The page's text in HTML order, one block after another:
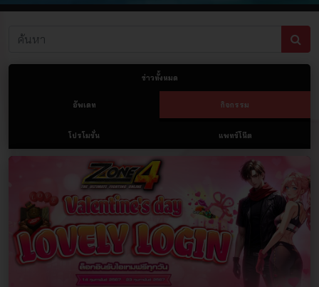
ข่าวทั้งหมด
อัพเดท กิจกรรม
โปรโมชั่น แพทช์โน๊ต